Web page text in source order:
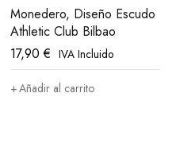
Monedero, Diseño Escudo
Athletic Club Bilbao
17,90€ IVA Incluido
Añadir al carrito